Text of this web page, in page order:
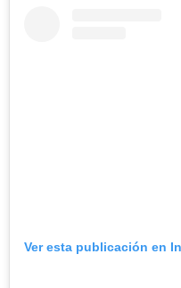
Ver esta publicación en